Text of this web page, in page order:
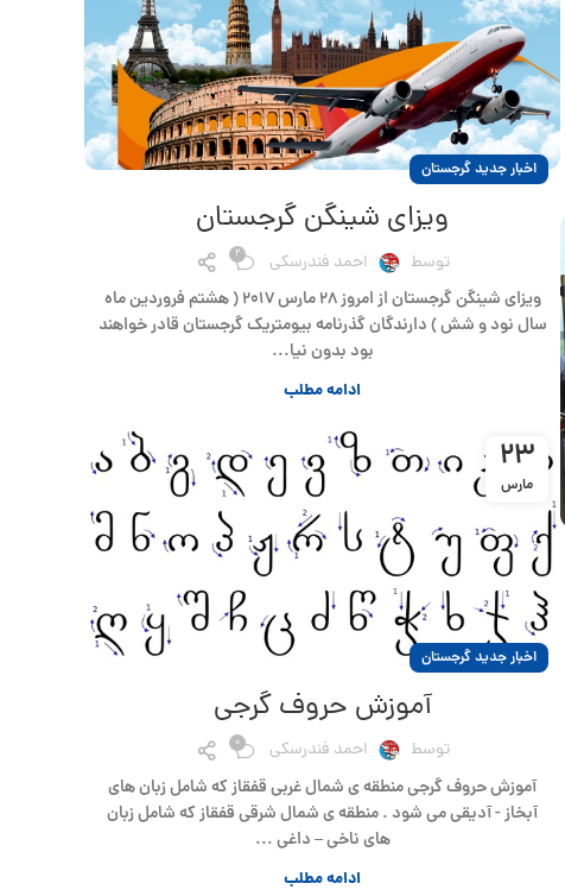
اخبار جدید گرجستان
ویزای شینگن گرجستان
توسط احمد فندرسکی 2
ویزای شینگن گرجستان از امروز ۲۸ مارس ۲۰۱۷ ( هشتم فروردین ماه
سال نود و شش ) دارندگان گذرنامه بیومتریک گرجستان قادر خواهند
بود بدون نیا...
ادامه مطلب
23
مارس
اخبار جدید گرجستان
آموزش حروف گرجی
توسط احمد فندرسکی 0
آموزش حروف گرجی منطقه ی شمال غربی قفقاز که شامل زبان های
آبخاز - آدیقی می شود . منطقه ی شمال شرقی قفقاز که شامل زبان
های ناخی – داغی ...
ادامه مطلب